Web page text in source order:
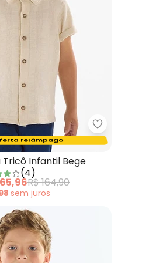
Infantil Menino Listras
Up Baby
relâmpago
em:15:42:47
Infantil Bege
(4)
R$ 164,90
sem juros